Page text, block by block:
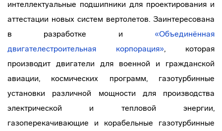
интеллектуальные подшипники для проектирования и
аттестации новых систем вертолетов. Заинтересована
в разработке и «Объединённая
двигателестроительная корпорация», которая
производит двигатели для военной и гражданской
авиации, космических программ, газотурбинные
установки различной мощности для производства
электрической и тепловой энергии,
газоперекачивающие и корабельные газотурбинные